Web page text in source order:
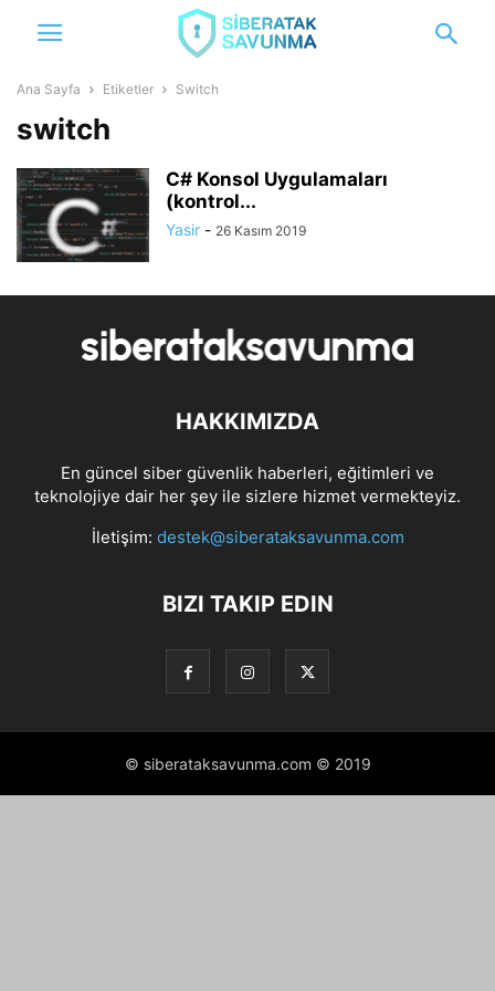
Ana Sayfa Etiketler Switch
switch
C# Konsol Uygulamaları
(kontrol...
Yasir - 26 Kasım 2019
HAKKIMIZDA
En güncel siber güvenlik haberleri, eğitimleri ve
teknolojiye dair her şey ile sizlere hizmet vermekteyiz.
İletişim: destek@siberataksavunma.com
BIZI TAKIP EDIN
© siberataksavunma.com © 2019